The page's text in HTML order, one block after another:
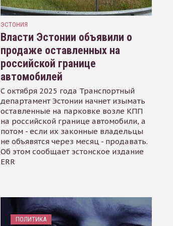
ЭСТОНИЯ
Власти Эстонии объявили о
продаже оставленных на
российской границе
автомобилей
С октября 2025 года Транспортный
департамент Эстонии начнет изымать
оставленные на парковке возле КПП
на российской границе автомобили, а
потом - если их законные владельцы
не объявятся через месяц - продавать.
Об этом сообщает эстонское издание
ERR
ПОЛИТИКА